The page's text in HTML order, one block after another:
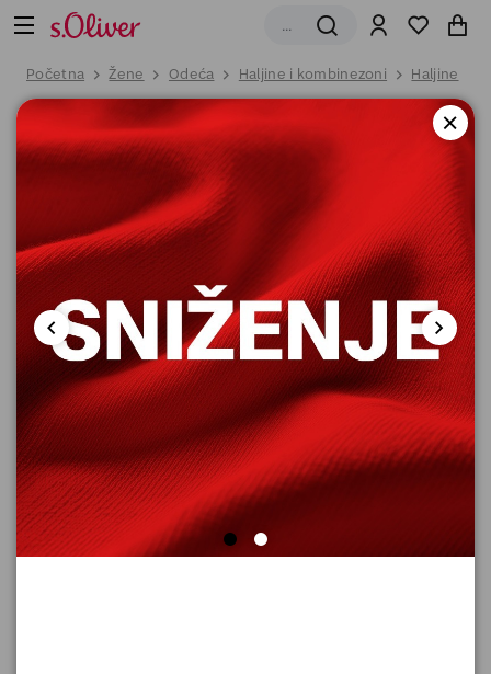
Početna Žene Odeća Haljine i kombinezoni Haljine